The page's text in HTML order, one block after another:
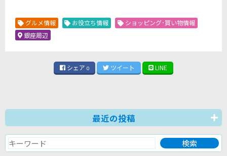
グルメ情報 お役立ち情報
ショッピング･買い物情報
銀座周辺
シェア 0 ツイート LINE
最近の投稿